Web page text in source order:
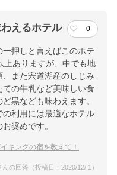
えるホテル 0
押しと言えばこのホテ
上ありますが、中でも地
また宍道湖産のしじみ
の牛乳など美味しい食
黒なども味わえます。
利用には最適なホテル
奨めです。
キングの宿を教えて！
んの回答（投稿日：2020/12/ 1）